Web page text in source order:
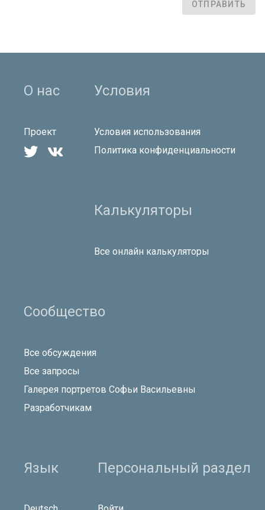
ОТПРАВИТЬ
О нас
Проект
 
Условия
Условия использования
Политика конфиденциальности
Калькуляторы
Все онлайн калькуляторы
Сообщество
Все обсуждения
Все запросы
Галерея портретов Софьи Васильевны
Разработчикам
Язык Персональный раздел